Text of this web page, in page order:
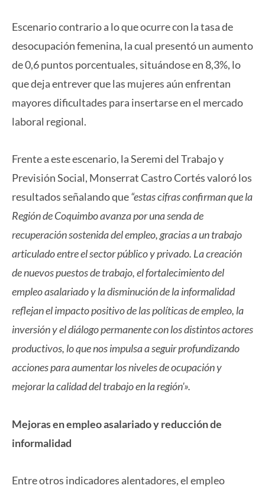
Escenario contrario a lo que ocurre con la tasa de
desocupación femenina, la cual presentó un aumento
de 0,6 puntos porcentuales, situándose en 8,3%, lo
que deja entrever que las mujeres aún enfrentan
mayores dificultades para insertarse en el mercado
laboral regional.
Frente a este escenario, la Seremi del Trabajo y
Previsión Social, Monserrat Castro Cortés valoró los
resultados señalando que“estas cifras confirman que la
Región de Coquimbo avanza por una senda de
recuperación sostenida del empleo, gracias a un trabajo
articulado entre el sector público y privado. La creación
de nuevos puestos de trabajo, el fortalecimiento del
empleo asalariado y la disminución de la informalidad
reflejan el impacto positivo de las políticas de empleo, la
inversión y el diálogo permanente con los distintos actores
productivos, lo que nos impulsa a seguir profundizando
acciones para aumentar los niveles de ocupación y
mejorar la calidad del trabajo en la región'».
Mejoras en empleo asalariado y reducción de
informalidad
Entre otros indicadores alentadores, el empleo